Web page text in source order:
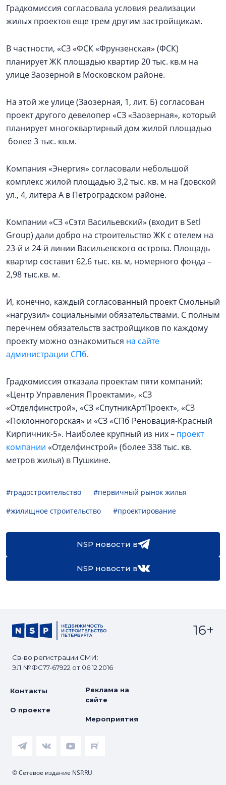
Градкомиссия согласовала условия реализации
жилых проектов еще трем другим застройщикам.
В частности, «СЗ «ФСК «Фрунзенская» (ФСК)
планирует ЖК площадью квартир 20 тыс. кв.м на
улице Заозерной в Московском районе.
На этой же улице (Заозерная, 1, лит. Б) согласован
проект другого девелопер «СЗ «Заозерная», который
планирует многоквартирный дом жилой площадью
более 3 тыс. кв.м.
Компания «Энергия» согласовали небольшой
комплекс жилой площадью 3,2 тыс. кв. м на Гдовской
ул., 4, литера А в Петроградском районе.
Компании «СЗ «Сэтл Васильевский» (входит в Setl
Group) дали добро на строительство ЖК с отелем на
23-й и 24-й линии Васильевского острова. Площадь
квартир составит 62,6 тыс. кв. м, номерного фонда –
2,98 тыс.кв. м.
И, конечно, каждый согласованный проект Смольный
«нагрузил» социальными обязательствами. С полным
перечнем обязательств застройщиков по каждому
проекту можно ознакомиться на сайте
администрации СПб.
Градкомиссия отказала проектам пяти компаний:
«Центр Управления Проектами», «СЗ
«Отделфинстрой», «СЗ «СпутникАртПроект», «СЗ
«Поклонногорская» и «СЗ «СПб Реновация-Красный
Кирпичник-5». Наиболее крупный из них – проект
компании «Отделфинстрой» (более 338 тыс. кв.
метров жилья) в Пушкине.
#градостроительство
#первичный рынок жилья
#жилищное строительство
#проектирование
NSP новости в
NSP новости в
Св-во регистрации СМИ:
ЭЛ №ФС77-67922 от 06.12.2016
16+
Контакты
О проекте
Реклама на
сайте
Мероприятия
© Сетевое издание NSP.RU